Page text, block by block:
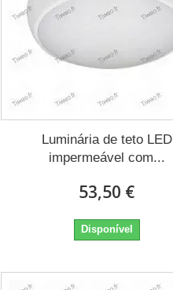
Luminária de teto LED
impermeável com...
53,50 €
Disponível